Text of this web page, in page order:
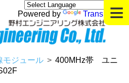
Powered by Translate≡
モジュール
400MHz帯 ユニ